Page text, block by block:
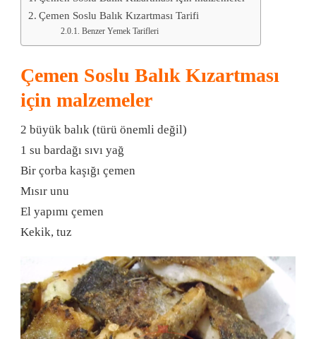
Çemen Soslu Balık Kızartması Tarifi
Benzer Yemek Tarifleri
Çemen Soslu Balık Kızartması
için malzemeler
2 büyük balık (türü önemli değil)
1 su bardağı sıvı yağ
Bir çorba kaşığı çemen
Mısır unu
El yapımı çemen
Kekik, tuz